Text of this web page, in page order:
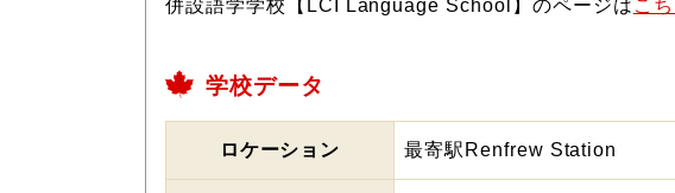
併設語学学校【LCI Language School】のページは こ
学校データ
ロケーション 最寄駅Renfrew Station